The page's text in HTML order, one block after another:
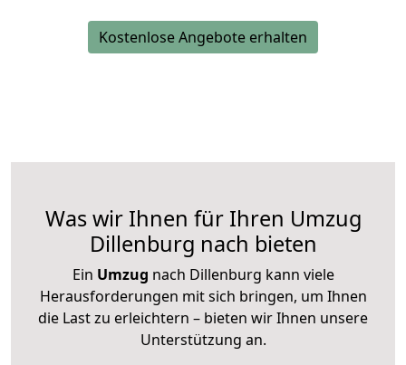
Kostenlose Angebote erhalten
Was wir Ihnen für Ihren Umzug
Dillenburg nach bieten
Ein Umzug nach Dillenburg kann viele
Herausforderungen mit sich bringen, um Ihnen
die Last zu erleichtern – bieten wir Ihnen unsere
Unterstützung an.